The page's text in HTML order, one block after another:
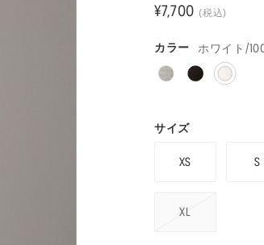
¥7,700 (税込)
カラー ホワイト/
サイズ
XS S
XL